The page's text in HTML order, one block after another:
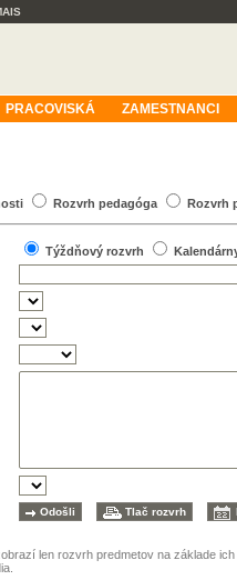
PRACOVISKÁ ZAMESTNANCI
Rozvrh pedagóga Rozvrh
Týždňový rozvrh
len rozvrh predmetov na základe